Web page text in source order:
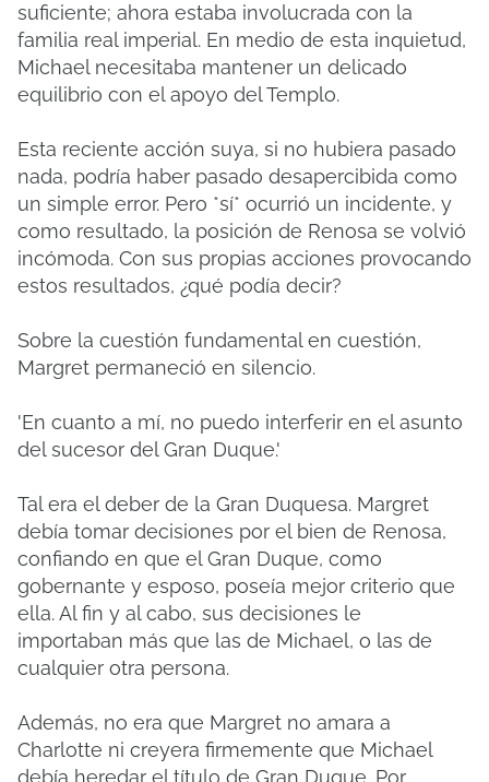
suficiente; ahora estaba involucrada con la
familia real imperial. En medio de esta inquietud,
Michael necesitaba mantener un delicado
equilibrio con el apoyo del Templo.
Esta reciente acción suya, si no hubiera pasado
nada, podría haber pasado desapercibida como
un simple error. Pero *sí* ocurrió un incidente, y
como resultado, la posición de Renosa se volvió
incómoda. Con sus propias acciones provocando
estos resultados, ¿qué podía decir?
Sobre la cuestión fundamental en cuestión,
Margret permaneció en silencio.
'En cuanto a mí, no puedo interferir en el asunto
del sucesor del Gran Duque.'
Tal era el deber de la Gran Duquesa. Margret
debía tomar decisiones por el bien de Renosa,
confiando en que el Gran Duque, como
gobernante y esposo, poseía mejor criterio que
ella. Al fin y al cabo, sus decisiones le
importaban más que las de Michael, o las de
cualquier otra persona.
Además, no era que Margret no amara a
Charlotte ni creyera firmemente que Michael
debía heredar el título de Gran Duque. Por